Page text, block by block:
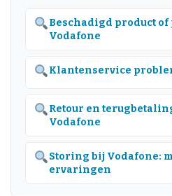
Beschadigd product of
Vodafone
Klantenservice
Retour en
Vodafone
Storing bij Vodafone:
ervaringen